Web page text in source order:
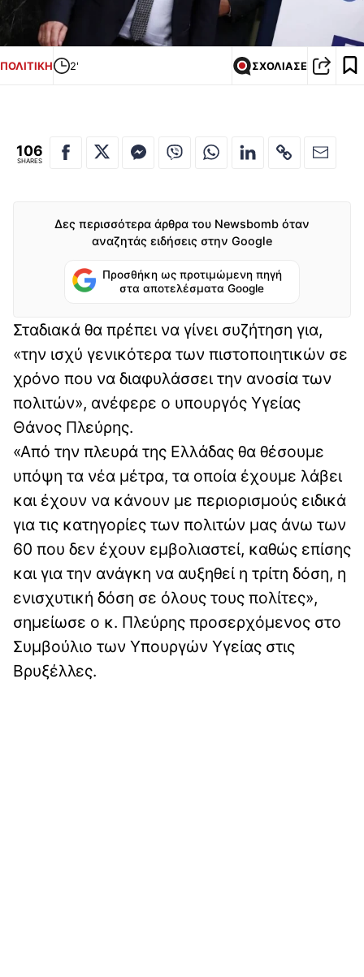
ΠΟΛΙΤΙΚΗ 2' ΣΧΟΛΙΑΣΕ
106
SHARES
Δες περισσότερα άρθρα του Newsbomb όταν
αναζητάς ειδήσεις στην Google
Προσθήκη ως προτιμώμενη πηγή
στα αποτελέσματα Google
Σταδιακά θα πρέπει να γίνει συζήτηση για,
«την ισχύ γενικότερα των πιστοποιητικών σε
χρόνο που να διαφυλάσσει την ανοσία των
πολιτών», ανέφερε ο υπουργός Υγείας
Θάνος Πλεύρης.
«Από την πλευρά της Ελλάδας θα θέσουμε
υπόψη τα νέα μέτρα, τα οποία έχουμε λάβει
και έχουν να κάνουν με περιορισμούς ειδικά
για τις κατηγορίες των πολιτών μας άνω των
60 που δεν έχουν εμβολιαστεί, καθώς επίσης
και για την ανάγκη να αυξηθεί η τρίτη δόση, η
ενισχυτική δόση σε όλους τους πολίτες»,
σημείωσε ο κ. Πλεύρης προσερχόμενος στο
Συμβούλιο των Υπουργών Υγείας στις
Βρυξέλλες.